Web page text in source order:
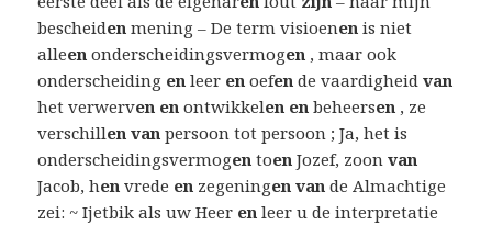
bescheiden mening – De term visioenen is niet
alleen onderscheidingsvermogen , maar ook
onderscheiding en leer en oefen de vaardigheidvan
het verwerven en ontwikkelen en beheersen , ze
verschillen van persoon tot persoon ; Ja, het is
onderscheidingsvermogen toen Jozef, zoonvan
Jacob, hen vrede en zegeningen van de Almachtige
zei: ~ Ijetbik als uw Heer en leer u de interpretatie